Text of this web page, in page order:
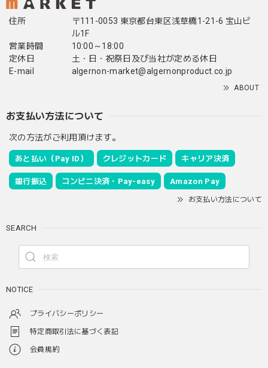
住所
〒111-0053 東京都台東区浅草橋1-21-6 宝山ビ
ル1F
営業時間
10:00～18:00
定休日
土・日・祝祭日及び当社が定める休日
E-mail
algernon-market@algernonproduct.co.jp
ABOUT
お支払い方法について
次の方法がご利用頂けます。
あと払い（Pay ID） クレジットカード キャリア決済
銀行振込 コンビニ決済・Pay-easy Amazon Pay
お支払い方法について
SEARCH
NOTICE
プライバシーポリシー
特定商取引法に基づく表記
会員規約